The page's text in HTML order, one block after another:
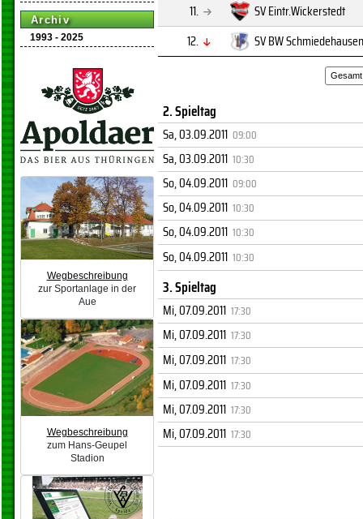
Archiv
1993 - 2025
Wegbeschreibung
zur Sportanlage in der
Aue
Wegbeschreibung
zum Hans-Geupel
Stadion
11.
SV Eintr.Wickerstedt
12.
SV BW Schmiedehausen
Gesamt
2. Spieltag
Sa, 03.09.2011 09:00
Sa, 03.09.2011 10:30
So, 04.09.2011 09:00
So, 04.09.2011 10:30
So, 04.09.2011 10:30
So, 04.09.2011 10:30
3. Spieltag
Mi, 07.09.2011 17:30
Mi, 07.09.2011 17:30
Mi, 07.09.2011 17:30
Mi, 07.09.2011 17:30
Mi, 07.09.2011 17:30
Mi, 07.09.2011 17:30